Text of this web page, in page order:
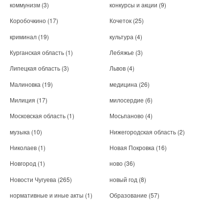
коммунизм (3) конкурсы и акции (9)
Коробочкино (17) Кочеток (25)
криминал (19) культура (4)
Курганская область (1) Лебяжье (3)
Липецкая область (3) Львов (4)
Малиновка (19) медицина (26)
Милиция (17) милосердие (6)
Московская область (1) Мосьпаново (4)
музыка (10) Нижегородская область (2)
Николаев (1) Новая Покровка (16)
Новгород (1) ново (36)
Новости Чугуева (265) новый год (8)
нормативные и иные акты (1) Образование (57)